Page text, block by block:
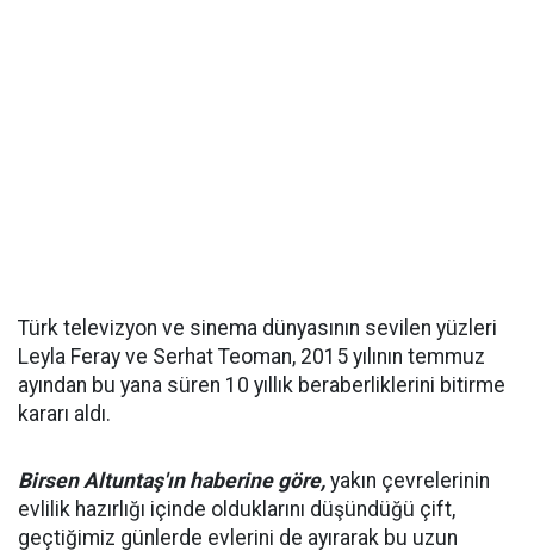
Türk televizyon ve sinema dünyasının sevilen yüzleri
Leyla Feray ve Serhat Teoman, 2015 yılının temmuz
ayından bu yana süren 10 yıllık beraberliklerini bitirme
kararı aldı.
Birsen Altuntaş'ın haberine göre, yakın çevrelerinin
evlilik hazırlığı içinde olduklarını düşündüğü çift,
geçtiğimiz günlerde evlerini de ayırarak bu uzun